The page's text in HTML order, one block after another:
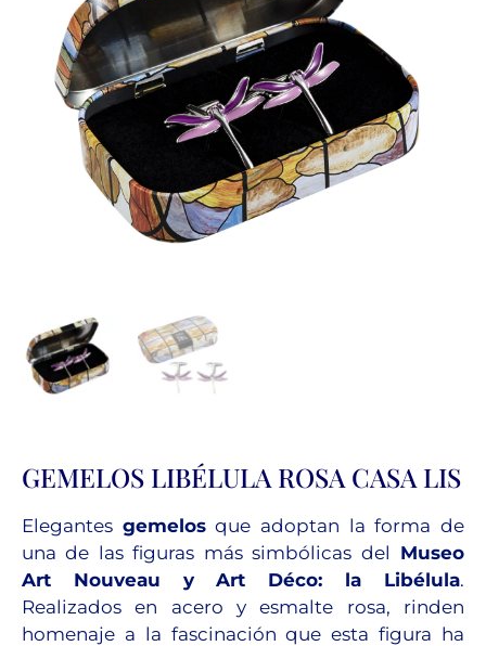
GEMELOS LIBÉLULA ROSA CASA LIS
Elegantes gemelosque adoptan la forma de
una de las figuras más simbólicas del Museo
Art Nouveau y Art Déco: la Libélula.
Realizados en acero y esmalte rosa, rinden
homenaje a la fascinación que esta figura ha